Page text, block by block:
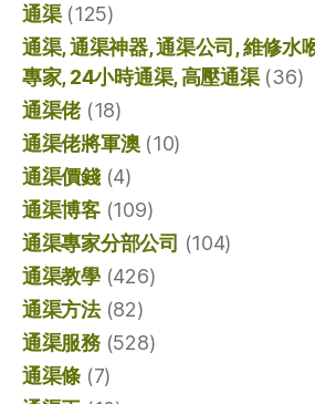
通渠(125)
通渠, 通渠神器, 通渠公司, 維修水
專家, 24小時通渠, 高壓通渠(36)
通渠佬(18)
通渠佬將軍澳(10)
通渠價錢(4)
通渠博客(109)
通渠專家分部公司 (104)
通渠教學(426)
通渠方法(82)
通渠服務(528)
通渠條 (7)